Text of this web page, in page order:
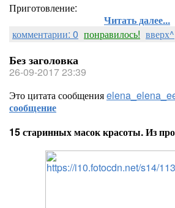
Приготовление:
Читать далее...
комментарии: 0 понравилось! вверх^
Без заголовка
26-09-2017 23:39
Это цитата сообщения
сообщение
15 старинных масок красоты. Из